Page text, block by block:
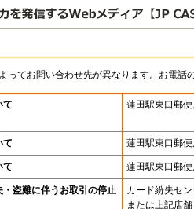
ってお問い合わせ先が異なります。お電話
て 蓮田駅東口郵
て 蓮田駅東口郵
て 蓮田駅東口郵
盗難に伴うお取引の停止
カード紛失セ
または上記店舗